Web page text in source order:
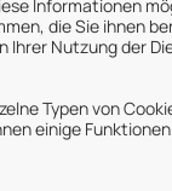
Informationen
die Sie ihnen
Ihrer Nutzung der
Typen von
einige